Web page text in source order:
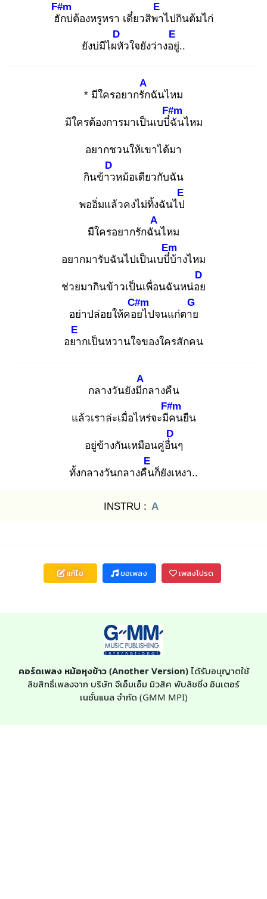
ฮัก
F#m
บ่ต้องหรูหรา เดี๋ยวสิพา
E
ไปกินต้มไก่
ยังบ่มีไผหั
D
วใจยังว่างอยู่
E
..
* มีใครอยากรัก
A
ฉันไหม
มีใครต้องการมาเป็นเบบี๋ฉั
F#m
นไหม
อยากชวนให้เขาได้มา
กินข้าว
D
หม้อเดียวกับฉัน
พออิ่มแล้วคงไม่ทิ้งฉันไป
E
มีใครอยากรักฉัน
A
ไหม
อยากมารับฉันไปเป็นเบบี๋บ้
Em
างไหม
ช่วยมากินข้าวเป็นเพื่อนฉันหน่อย
D
อย่าปล่อยให้คอย
C#m
ไปจนแก่ตาย
G
อยา
E
กเป็นหวานใจของใครสักคน
กลางวันยังมีก
A
ลางคืน
แล้วเราล่ะเมื่อไหร่จะมีค
F#m
นยืน
อยู่ข้างกันเหมือนคู่อื่น
D
ๆ
ทั้งกลางวันกลางคืน
E
ก็ยังเหงา..
INSTRU : A
แก้ไข ขอเพลง เพลงโปรด
คอร์ดเพลง หม้อหุงข้าว (Another Version)ได้รับอนุญาตใช้
ลิขสิทธิ์เพลงจาก บริษัท จีเอ็มเอ็ม มิวสิค พับลิชชิ่ง อินเตอร์
เนชั่นแนล จำกัด (GMM MPI)